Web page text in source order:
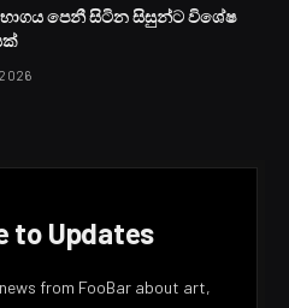
පෙනී සිටින සිසුන්ට විශේෂ
to Updates
from FooBar about art,